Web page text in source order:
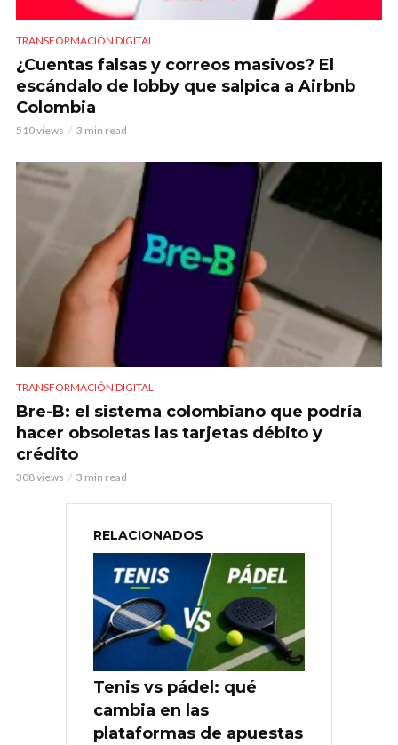
TRANSFORMACIÓN DIGITAL
¿Cuentas falsas y correos masivos? El
escándalo de lobby que salpica a Airbnb
Colombia
510 views 3 min read
TRANSFORMACIÓN DIGITAL
Bre-B: el sistema colombiano que podría
hacer obsoletas las tarjetas débito y
crédito
308 views 3 min read
RELACIONADOS
Tenis vs pádel: qué
cambia en las
plataformas de apuestas